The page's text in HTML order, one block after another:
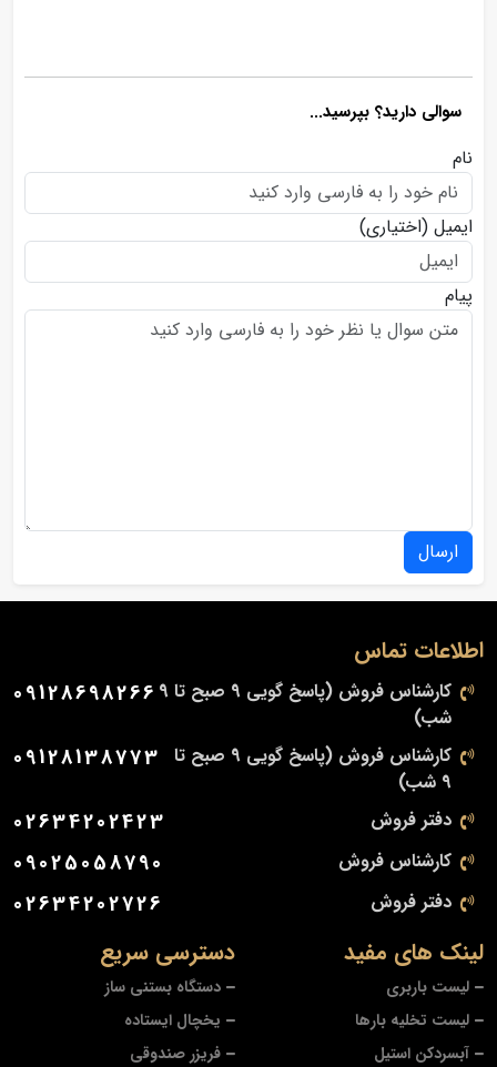
سوالی دارید؟ بپرسید...
نام
ایمیل (اختیاری)
پیام
ارسال
دسترسی سریع
دستگاه بستنی ساز
یخچال ایستاده
فریزر صندوقی
لینک های مفید
لیست باربری
لیست تخلیه بارها
آبسردکن استیل
اطلاعات تماس
کارشناس فروش (پاسخ گویی 9 صبح تا 9
شب)
09128698266
کارشناس فروش (پاسخ گویی 9 صبح تا
9 شب)
09128138773
دفتر فروش 02634202423
کارشناس فروش 09025058790
دفتر فروش 02634202726